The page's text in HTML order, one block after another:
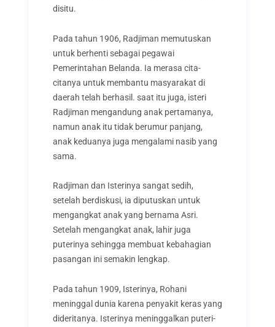
disitu.
Pada tahun 1906, Radjiman memutuskan
untuk berhenti sebagai pegawai
Pemerintahan Belanda. Ia merasa cita-
citanya untuk membantu masyarakat di
daerah telah berhasil. saat itu juga, isteri
Radjiman mengandung anak pertamanya,
namun anak itu tidak berumur panjang,
anak keduanya juga mengalami nasib yang
sama.
Radjiman dan Isterinya sangat sedih,
setelah berdiskusi, ia diputuskan untuk
mengangkat anak yang bernama Asri.
Setelah mengangkat anak, lahir juga
puterinya sehingga membuat kebahagian
pasangan ini semakin lengkap.
Pada tahun 1909, Isterinya, Rohani
meninggal dunia karena penyakit keras yang
dideritanya. Isterinya meninggalkan puteri-